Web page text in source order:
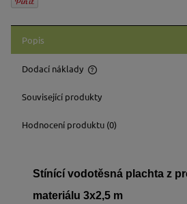
Popis
Dodací náklady
Cena neobsahuje případné náklady na
Související produkty
Hodnocení produktu (0)
Stínící vodotěsná plachta z
materiálu 3x2,5 m